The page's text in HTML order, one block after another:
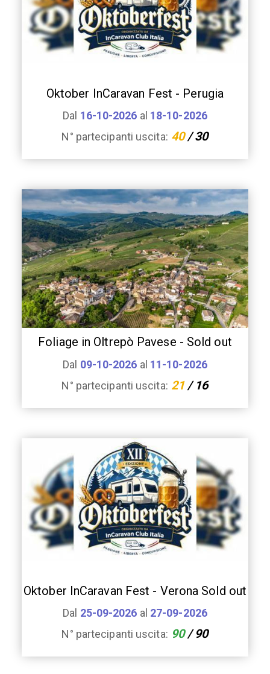
Oktober InCaravan Fest - Perugia
Dal 16-10-2026 al 18-10-2026
N° partecipanti uscita: 40/ 30
Foliage in Oltrepò Pavese - Sold out
Dal 09-10-2026 al 11-10-2026
N° partecipanti uscita: 21/ 16
Oktober InCaravan Fest - Verona Sold out
Dal 25-09-2026 al 27-09-2026
N° partecipanti uscita: 90/ 90